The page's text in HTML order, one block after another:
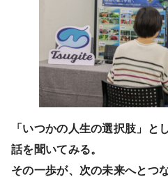
「いつかの人生の選択肢」と
話を聞いてみる。
その一歩が、次の未来へとつ